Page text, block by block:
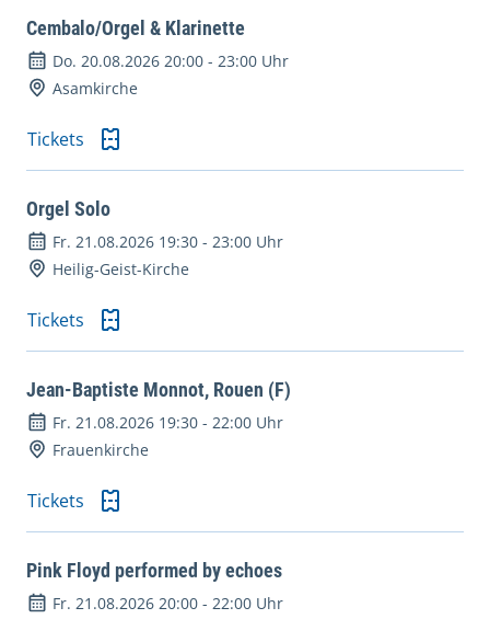
Cembalo/Orgel & Klarinette
Do. 20.08.2026 20:00 - 23:00 Uhr
Asamkirche
Tickets
Orgel Solo
Fr. 21.08.2026 19:30 - 23:00 Uhr
Heilig-Geist-Kirche
Tickets
Jean-Baptiste Monnot, Rouen (F)
Fr. 21.08.2026 19:30 - 22:00 Uhr
Frauenkirche
Tickets
Pink Floyd performed by echoes
Fr. 21.08.2026 20:00 - 22:00 Uhr